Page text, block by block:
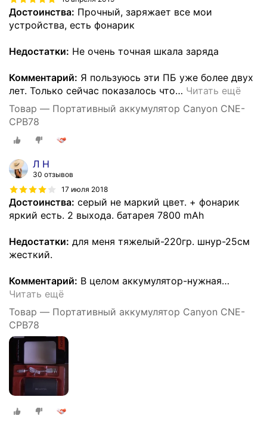
Достоинства: Прочный, заряжает все мои
устройства, есть фонарик
Недостатки: Не очень точная шкала заряда
Комментарий: Я пользуюсь эти ПБ уже более двух
лет. Только сейчас показалось что… Читать ещё
Товар — Портативный аккумулятор Canyon CNE-
CPB78
Л Н
30 отзывов
17 июля 2018
Достоинства: серый не маркий цвет. + фонарик
яркий есть. 2 выхода. батарея 7800 mAh
Недостатки: для меня тяжелый-220гр. шнур-25см
жесткий.
Комментарий: В целом аккумулятор-нужная…
Читать ещё
Товар — Портативный аккумулятор Canyon CNE-
CPB78